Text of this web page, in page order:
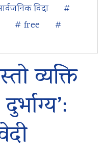
विदा
#
# free
#
व्यक्ति